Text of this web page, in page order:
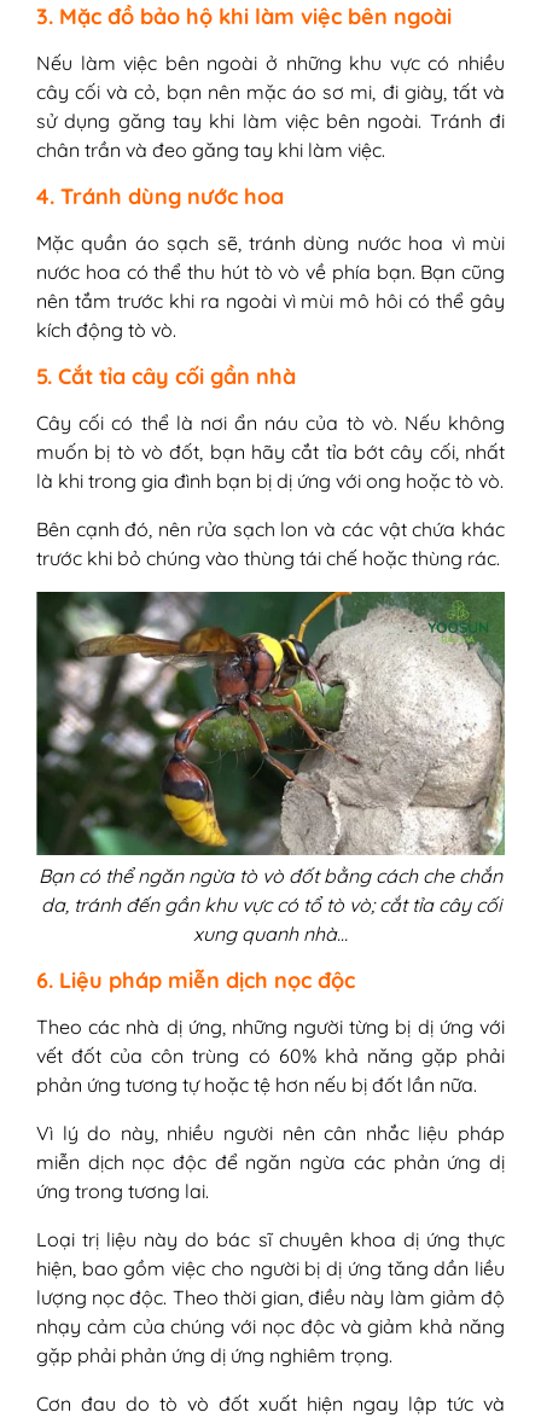
3. Mặc đồ bảo hộ khi làm việc bên ngoài
Nếu làm việc bên ngoài ở những khu vực có nhiều
cây cối và cỏ, bạn nên mặc áo sơ mi, đi giày, tất và
sử dụng găng tay khi làm việc bên ngoài. Tránh đi
chân trần và đeo găng tay khi làm việc.
4. Tránh dùng nước hoa
Mặc quần áo sạch sẽ, tránh dùng nước hoa vì mùi
nước hoa có thể thu hút tò vò về phía bạn. Bạn cũng
nên tắm trước khi ra ngoài vì mùi mô hôi có thể gây
kích động tò vò.
5. Cắt tỉa cây cối gần nhà
Cây cối có thể là nơi ẩn náu của tò vò. Nếu không
muốn bị tò vò đốt, bạn hãy cắt tỉa bớt cây cối, nhất
là khi trong gia đình bạn bị dị ứng với ong hoặc tò vò.
Bên cạnh đó, nên rửa sạch lon và các vật chứa khác
trước khi bỏ chúng vào thùng tái chế hoặc thùng rác.
Bạn có thể ngăn ngừa tò vò đốt bằng cách che chắn
da, tránh đến gần khu vực có tổ tò vò; cắt tỉa cây cối
xung quanh nhà…
6. Liệu pháp miễn dịch nọc độc
Theo các nhà dị ứng, những người từng bị dị ứng với
vết đốt của côn trùng có 60% khả năng gặp phải
phản ứng tương tự hoặc tệ hơn nếu bị đốt lần nữa.
Vì lý do này, nhiều người nên cân nhắc liệu pháp
miễn dịch nọc độc để ngăn ngừa các phản ứng dị
ứng trong tương lai.
Loại trị liệu này do bác sĩ chuyên khoa dị ứng thực
hiện, bao gồm việc cho người bị dị ứng tăng dần liều
lượng nọc độc. Theo thời gian, điều này làm giảm độ
nhạy cảm của chúng với nọc độc và giảm khả năng
gặp phải phản ứng dị ứng nghiêm trọng.
Cơn đau do tò vò đốt xuất hiện ngay lập tức và